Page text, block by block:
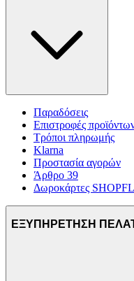
Παραδόσεις
Επιστροφές
Τρόποι πληρωμής
Klarna
Προστασία αγορών
Άρθρο 39
Δωροκάρτες
ΕΞΥΠΗΡΕΤΗΣΗ